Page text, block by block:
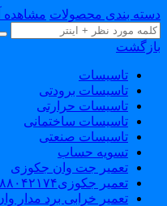
دسته بندی محصولات مشاهده
بازگشت
تاسیسات
تاسیسات برودتی
تاسیسات حرارتی
تاسیسات ساختمانی
تاسیسات صنعتی
تسویه حساب
تعمیر جت وان جکوزی
تعمیر جکوزی۸۸۰۴۲۱۷۴_فروش وان_جکوزی
تعمیر خرابی برد مدار